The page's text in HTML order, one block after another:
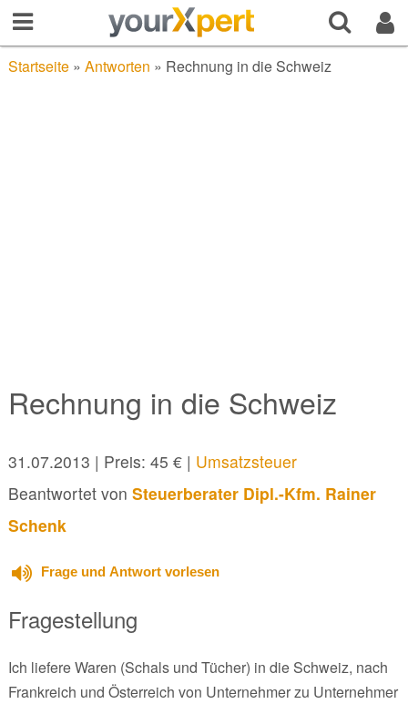
Startseite» Antworten » Rechnung in die Schweiz
Rechnung in die Schweiz
31.07.2013 | Preis: 45 € | Umsatzsteuer
Beantwortet von Steuerberater Dipl.-Kfm. Rainer
Schenk
Frage und Antwort vorlesen
Fragestellung
Ich liefere Waren (Schals und Tücher) in die Schweiz, nach
Frankreich und Österreich von Unternehmer zu Unternehmer